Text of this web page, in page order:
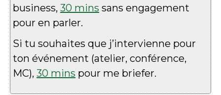
business, 30 mins sans engagement
pour en parler.
Si tu souhaites que j’intervienne pour
ton événement (atelier, conférence,
MC), 30 mins pour me briefer.